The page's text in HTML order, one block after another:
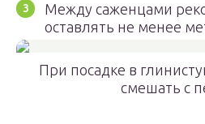
Между саженцами
оставлять не менее
При посадке в
смешать с